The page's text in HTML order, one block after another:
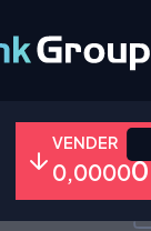
Todos Forex
VENDER
0,00000